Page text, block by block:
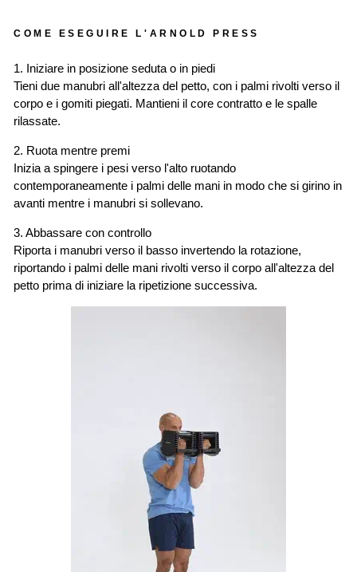
COME ESEGUIRE L'ARNOLD PRESS
1. Iniziare in posizione seduta o in piedi
Tieni due manubri all'altezza del petto, con i palmi rivolti verso il
corpo e i gomiti piegati. Mantieni il core contratto e le spalle
rilassate.
2. Ruota mentre premi
Inizia a spingere i pesi verso l'alto ruotando
contemporaneamente i palmi delle mani in modo che si girino in
avanti mentre i manubri si sollevano.
3. Abbassare con controllo
Riporta i manubri verso il basso invertendo la rotazione,
riportando i palmi delle mani rivolti verso il corpo all'altezza del
petto prima di iniziare la ripetizione successiva.